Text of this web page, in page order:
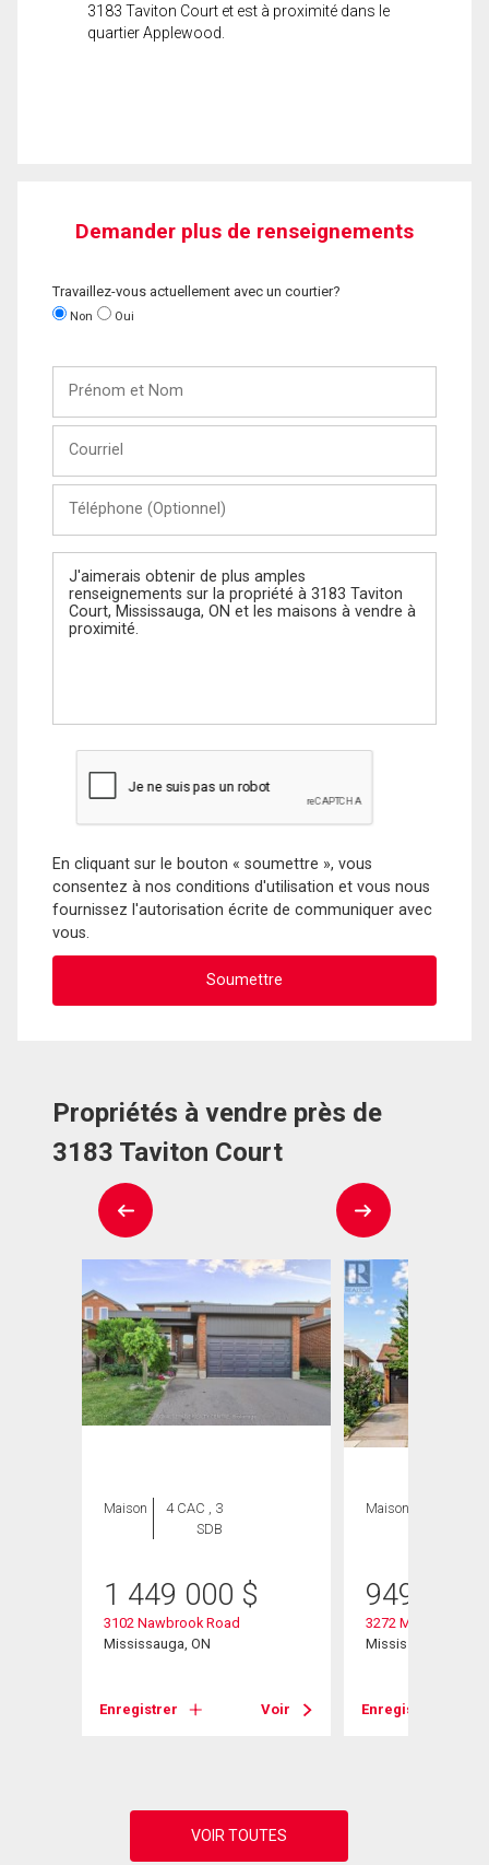
3183 Taviton Court et est à proximité dans le
quartier Applewood.
Demander plus de renseignements
Travaillez-vous actuellement avec un courtier?
Non Oui
Nom
(Optionnel)
Message
En cliquant sur le bouton « soumettre », vous
consentez à nos conditions d'utilisation et vous nous
fournissez l'autorisation écrite de communiquer avec
vous.
Propriétés à vendre près de
3183 Taviton Court
Maison
4 CAC , 3
SDB
1 449 000 $
3102 Nawbrook Road
Mississauga, ON
Enregistrer Voir
Maison
949 990
3272 Marlene Court
Mississauga, ON
Enregistrer